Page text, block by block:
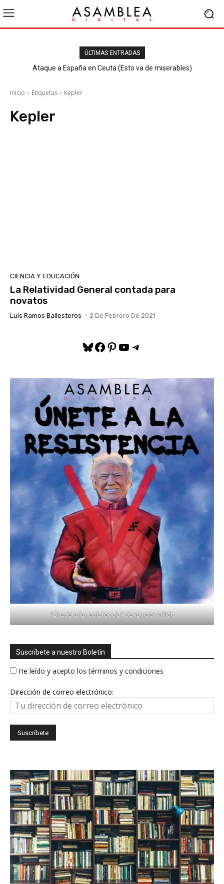
ÚLTIMAS ENTRADAS
Ataque a España en Ceuta (Esto va de miserables)
Inicio Etiquetas Kepler
Kepler
CIENCIA Y EDUCACIÓN
La Relatividad General contada para
novatos
Luis Ramos Ballesteros - 2 De Febrero De 2021
Bluesky
Facebook
Pinterest
YouTube
Telegram
"Únete a la resistencia" de Ismael Millán
Suscríbete a nuestro Boletín
He leído y acepto los términos y condiciones
Dirección de correo electrónico: